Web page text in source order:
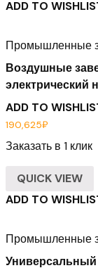
ADD TO
Промышленные
Воздушные
электрический
ADD TO
190,625₽
Заказать в 1 клик
QUICK VIEW
ADD TO
Промышленные
Универсальный